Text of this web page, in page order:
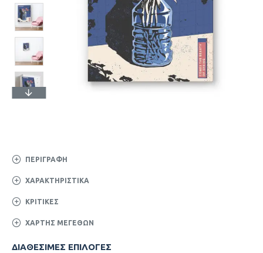
ΠΕΡΙΓΡΑΦΉ
ΧΑΡΑΚΤΗΡΙΣΤΙΚΆ
ΚΡΙΤΙΚΈΣ
ΧΆΡΤΗΣ ΜΕΓΕΘΏΝ
ΔΙΑΘΈΣΙΜΕΣ ΕΠΙΛΟΓΈΣ